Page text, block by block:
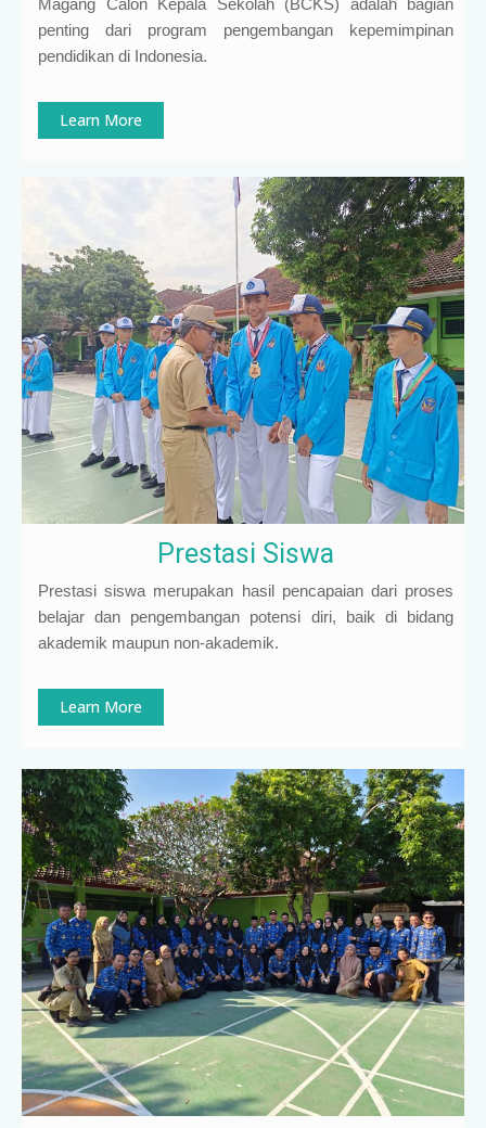
penting dari program pengembangan kepemimpinan
pendidikan di Indonesia.
Learn More
Prestasi Siswa
Prestasi siswa merupakan hasil pencapaian dari proses
belajar dan pengembangan potensi diri, baik di bidang
akademik maupun non-akademik.
Learn More